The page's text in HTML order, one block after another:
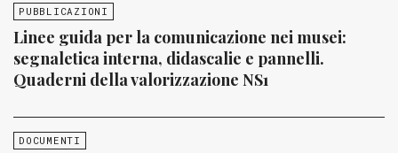
PUBBLICAZIONI
Linee guida per la comunicazione nei musei:
segnaletica interna, didascalie e pannelli.
Quaderni della valorizzazione NS1
DOCUMENTI